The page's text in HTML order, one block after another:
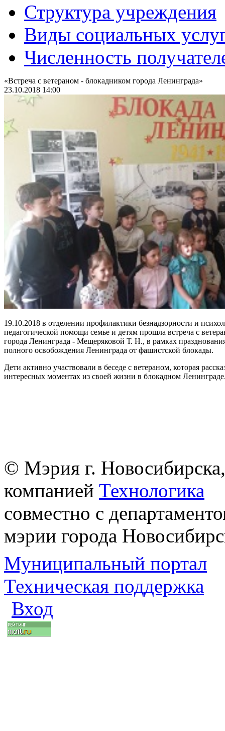
Структура учреждения
Виды социальных
Численность
«Встреча с ветераном - блокадником города Ленинграда»
23.10.2018 14:00
19.10.2018 в отделении профилактики безнадзорности и
педагогической помощи семье и детям прошла встреча с
города Ленинграда - Мещеряковой Т. Н., в рамках
полного освобождения Ленинграда от фашистской блокады.
Дети активно участвовали в беседе с ветераном, которая
интересных моментах из своей жизни в блокадном
© Мэрия г.
компанией Технологика
совместно с
мэрии города
Муниципальный портал
Техническая поддержка
Вход